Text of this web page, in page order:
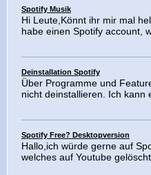
Spotify Musik
Hi Leute,Könnt ihr mir mal
habe einen Spotify account,
Deinstallation Spotify
Über Programme und
nicht deinstallieren. Ich kann
Spotify Free? Desktopversion
Hallo,ich würde gerne auf
welches auf Youtube